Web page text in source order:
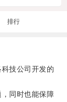
排行
技公司开发的
同时也能保障